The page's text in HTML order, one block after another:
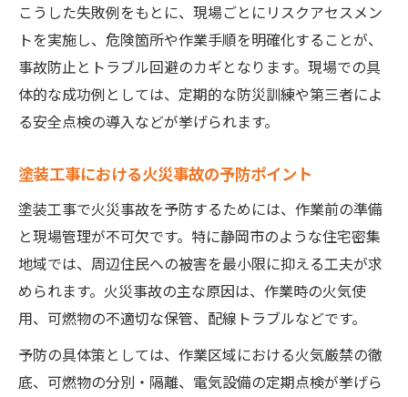
こうした失敗例をもとに、現場ごとにリスクアセスメン
トを実施し、危険箇所や作業手順を明確化することが、
事故防止とトラブル回避のカギとなります。現場での具
体的な成功例としては、定期的な防災訓練や第三者によ
る安全点検の導入などが挙げられます。
塗装工事における火災事故の予防ポイント
塗装工事で火災事故を予防するためには、作業前の準備
と現場管理が不可欠です。特に静岡市のような住宅密集
地域では、周辺住民への被害を最小限に抑える工夫が求
められます。火災事故の主な原因は、作業時の火気使
用、可燃物の不適切な保管、配線トラブルなどです。
予防の具体策としては、作業区域における火気厳禁の徹
底、可燃物の分別・隔離、電気設備の定期点検が挙げら